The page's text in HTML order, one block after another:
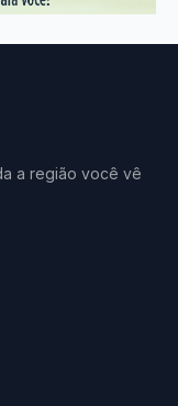
a região você vê